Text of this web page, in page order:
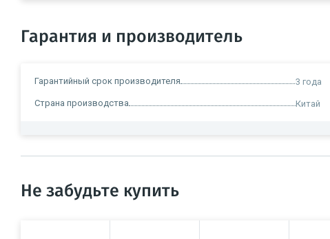
Гарантия и производитель
Гарантийный срок производителя 3 года
Страна производства Китай
Не забудьте купить